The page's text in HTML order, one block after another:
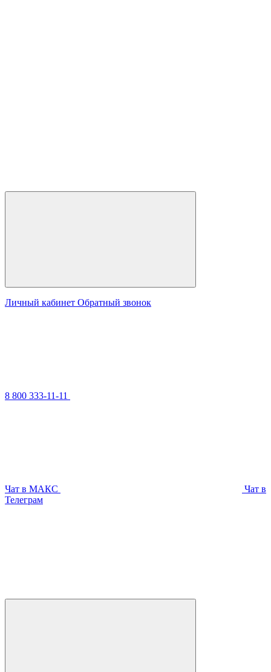
Личный кабинет Обратный звонок
8 800 333-11-11
Чат в МАКС
Чат в
Телеграм